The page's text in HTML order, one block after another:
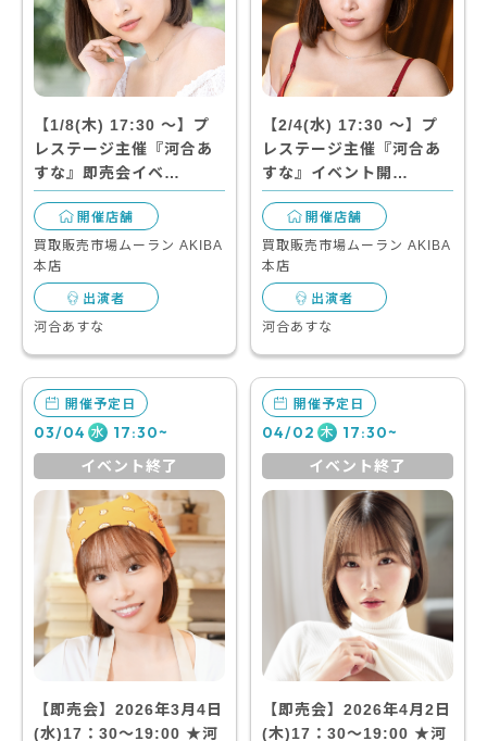
【1/8(木) 17:30 〜】プ
レステージ主催『河合あ
すな』即売会イベ…
開催店舗
買取販売市場ムーラン AKIBA
本店
出演者
河合あすな
【2/4(水) 17:30 〜】プ
レステージ主催『河合あ
すな』イベント開…
開催店舗
買取販売市場ムーラン AKIBA
本店
出演者
河合あすな
開催予定日
03/04 水 17:30~
イベント終了
【即売会】2026年3月4日
(水)17：30～19:00 ★河
開催予定日
04/02 木 17:30~
イベント終了
【即売会】2026年4月2日
(木)17：30～19:00 ★河